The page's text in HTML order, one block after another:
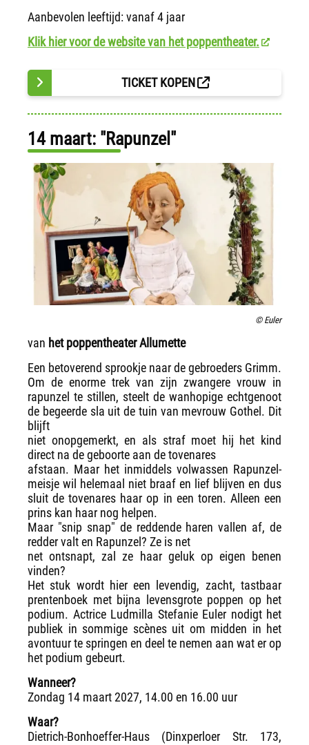
Aanbevolen leeftijd: vanaf 4 jaar
Klik hier voor de website van het poppentheater.
TICKET KOPEN
14 maart: "Rapunzel"
© Euler
van het poppentheater Allumette
Een betoverend sprookje naar de gebroeders Grimm.
Om de enorme trek van zijn zwangere vrouw in
rapunzel te stillen, steelt de wanhopige echtgenoot
de begeerde sla uit de tuin van mevrouw Gothel. Dit
blijft
niet onopgemerkt, en als straf moet hij het kind
direct na de geboorte aan de tovenares
afstaan. Maar het inmiddels volwassen Rapunzel-
meisje wil helemaal niet braaf en lief blijven en dus
sluit de tovenares haar op in een toren. Alleen een
prins kan haar nog helpen.
Maar "snip snap" de reddende haren vallen af, de
redder valt en Rapunzel? Ze is net
net ontsnapt, zal ze haar geluk op eigen benen
vinden?
Het stuk wordt hier een levendig, zacht, tastbaar
prentenboek met bijna levensgrote poppen op het
podium. Actrice Ludmilla Stefanie Euler nodigt het
publiek in sommige scènes uit om midden in het
avontuur te springen en deel te nemen aan wat er op
het podium gebeurt.
Wanneer?
Zondag 14 maart 2027, 14.00 en 16.00 uur
Waar?
Dietrich-Bonhoeffer-Haus (Dinxperloer Str. 173,